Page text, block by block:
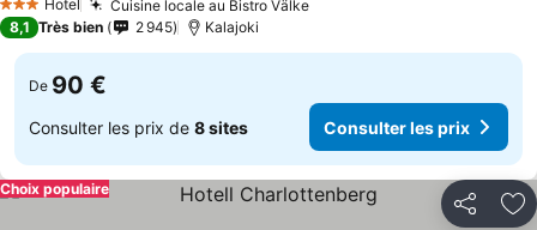
3 ÉtoilesHotel Cuisine locale au Bistro VälkeConsulter les prix
8,1 Très bien 2 945 Kalajoki
De 90 €
Consulter les prix de 8 sites Consulter les prix
Partager
Choix populaire